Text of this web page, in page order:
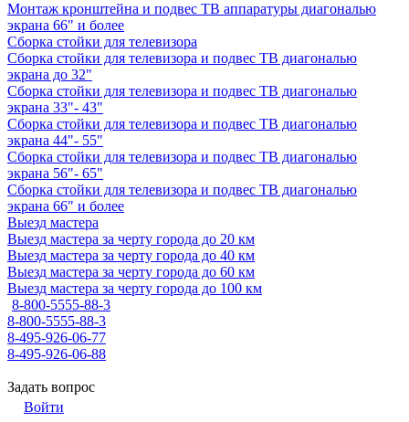
Монтаж кронштейна и подвес ТВ аппаратуры диагональю
экрана 66" и более
Сборка стойки для телевизора
Сборка стойки для телевизора и подвес ТВ диагональю
экрана до 32"
Сборка стойки для телевизора и подвес ТВ диагональю
экрана 33"- 43"
Сборка стойки для телевизора и подвес ТВ диагональю
экрана 44"- 55"
Сборка стойки для телевизора и подвес ТВ диагональю
экрана 56"- 65"
Сборка стойки для телевизора и подвес ТВ диагональю
экрана 66" и более
Выезд мастера
Выезд мастера за черту города до 20 км
Выезд мастера за черту города до 40 км
Выезд мастера за черту города до 60 км
Выезд мастера за черту города до 100 км
8-800-5555-88-3
8-800-5555-88-3
8-495-926-06-77
8-495-926-06-88
Задать вопрос
Войти